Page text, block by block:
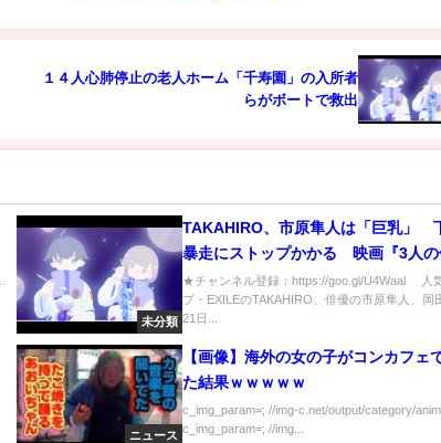
１４人心肺停止の老人ホーム「千寿園」の入所者
らがボートで救出
未分類
TAKAHIRO、市原隼人は「巨乳」
暴走にストップかかる 映画『3人の
公開記念舞台あいさつ
★チャンネル登録：https://goo.gl/U4Waal 人
プ・EXILEのTAKAHIRO、俳優の市原隼人、岡
21日...
ニュース
【画像】海外の女の子がコンカフェ
た結果ｗｗｗｗｗ
c_img_param=; //img-c.net/output/category/
c_img_param=; //img...